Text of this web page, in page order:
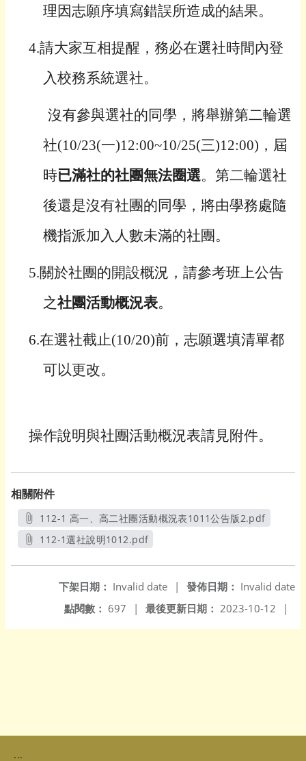
理因志願序填寫錯誤所造成的結果。
4.請大家互相提醒，務必在選社時間內登
入校務系統選社。
沒有參與選社的同學，將舉辦第二輪選
社(10/23(一)12:00~10/25(三)12:00)，屆
時已滿社的社團無法圈選。 第二輪選社
後還是沒有社團的同學，將由學務處隨
機指派加入人數未滿的社團。
5.關於社團的開設概況，請參考班上公告
之社團活動概況表。
6.在選社截止(10/20)前，志願選填清單都
可以更改。
操作說明與社團活動概況表請見附件。
相關附件
112-1 高一、高二社團活動概況表1011公告版2.pdf
另開新視窗
112-1選社說明1012.pdf
發佈日期： Invalid date
下架日期： Invalid date
|
最後更新日期： 2023-10-12 |
點閱數： 697 |